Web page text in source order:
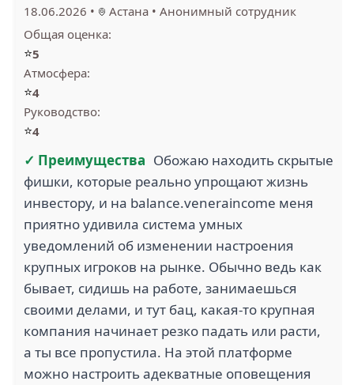
18.06.2026 • Астана • Анонимный сотрудник
Общая оценка:
⭐5
Атмосфера:
⭐4
Руководство:
⭐4
✓ Преимущества Обожаю находить скрытые
фишки, которые реально упрощают жизнь
инвестору, и на balance.veneraincome меня
приятно удивила система умных
уведомлений об изменении настроения
крупных игроков на рынке. Обычно ведь как
бывает, сидишь на работе, занимаешься
своими делами, и тут бац, какая-то крупная
компания начинает резко падать или расти,
а ты все пропустила. На этой платформе
можно настроить адекватные оповещения